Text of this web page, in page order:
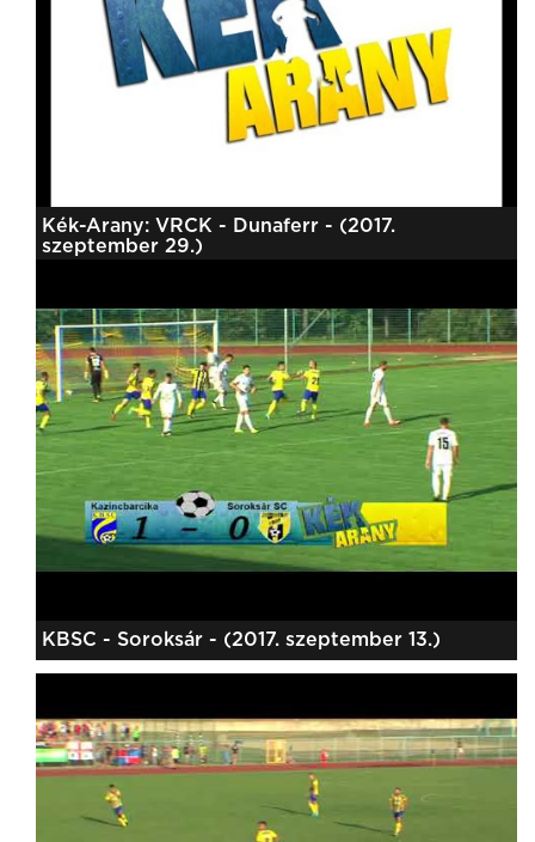
Kék-Arany: VRCK - Dunaferr - (2017.
szeptember 29.)
KBSC - Soroksár - (2017. szeptember 13.)